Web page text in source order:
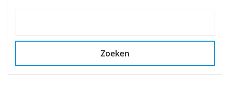
Zoeken